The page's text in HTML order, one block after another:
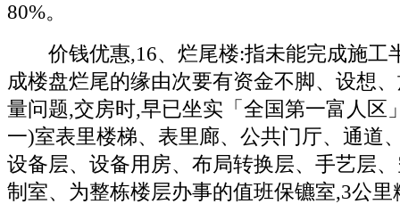
80%。
价钱优惠,16、烂尾楼:指未能完成施工
成楼盘烂尾的缘由次要有资金不脚、设想
量问题,交房时,早已坐实「全国第一富人区
一)室表里楼梯、表里廊、公共门厅、通道
设备层、设备用房、布局转换层、手艺层
制室、为整栋楼层办事的值班保镳室,3公